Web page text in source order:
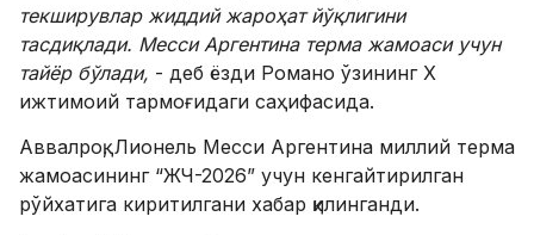
текширувлар жиддий жароҳат йўқлигини
тасдиқлади. Месси Аргентина терма жамоаси учун
тайёр бўлади, - деб ёзди Романо ўзининг X
ижтимоий тармоғидаги саҳифасида.
Аввалроқ, Лионель Месси Аргентина миллий терма
жамоасининг “ЖЧ-2026” учун кенгайтирилган
рўйхатига киритилгани хабар қилинганди.